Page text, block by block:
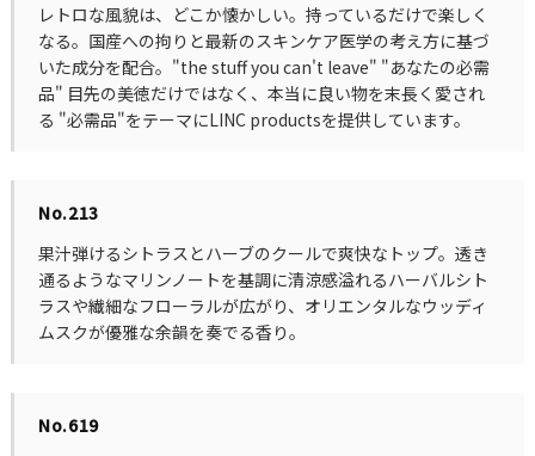
レトロな風貌は、どこか懐かしい。持っているだけで楽しく
なる。国産への拘りと最新のスキンケア医学の考え方に基づ
いた成分を配合。"the stuff you can't leave" "あなたの必需
品" 目先の美徳だけではなく、本当に良い物を末長く愛され
る "必需品"をテーマにLINC productsを提供しています。
No.213
果汁弾けるシトラスとハーブのクールで爽快なトップ。透き
通るようなマリンノートを基調に清涼感溢れるハーバルシト
ラスや繊細なフローラルが広がり、オリエンタルなウッディ
ムスクが優雅な余韻を奏でる香り。
No.619